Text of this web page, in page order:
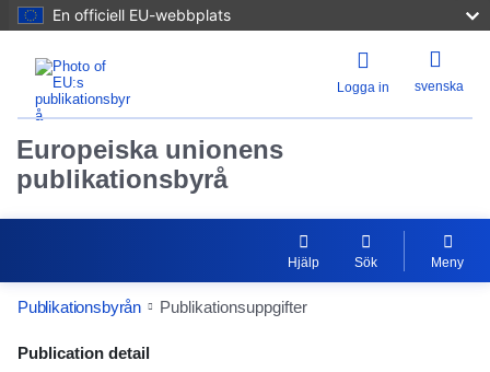
En officiell EU-webbplats
Logga in svenska
Europeiska unionens
publikationsbyrå
Hjälp Sök Meny
Publikationsbyrån Publikationsuppgifter
Publication Detail Actions Portlet
Publication detail